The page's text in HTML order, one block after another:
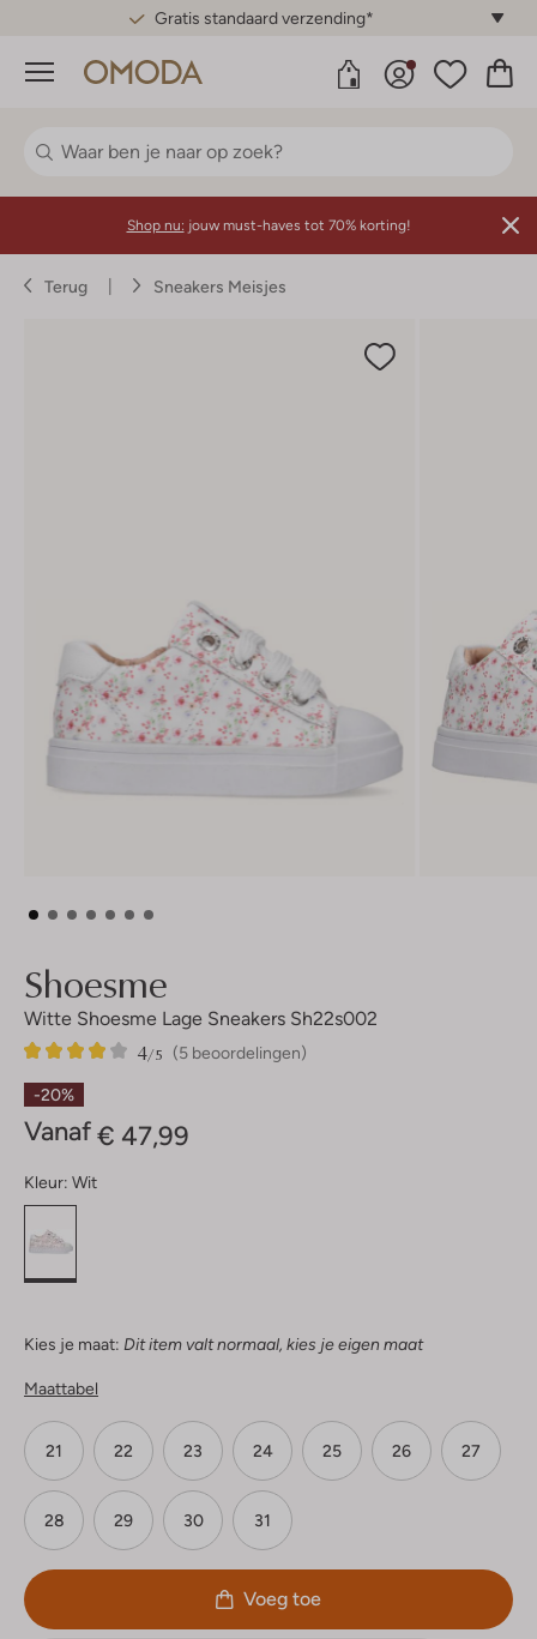
Gratis standaard verzending*
Menu
Shop nu: jouw must-haves tot 70% korting!
Terug Sneakers Meisjes
Shoesme
Witte Shoesme Lage Sneakers Sh22s002
(5 beoordelingen)
4/5
5
4
Sterren
-20%
Vanaf € 47,99
Kleur: Wit
Kies je maat: Dit item valt normaal, kies je eigen maat
Maattabel
21 22 23 24 25 26 27
28 29 30 31
Voeg toe